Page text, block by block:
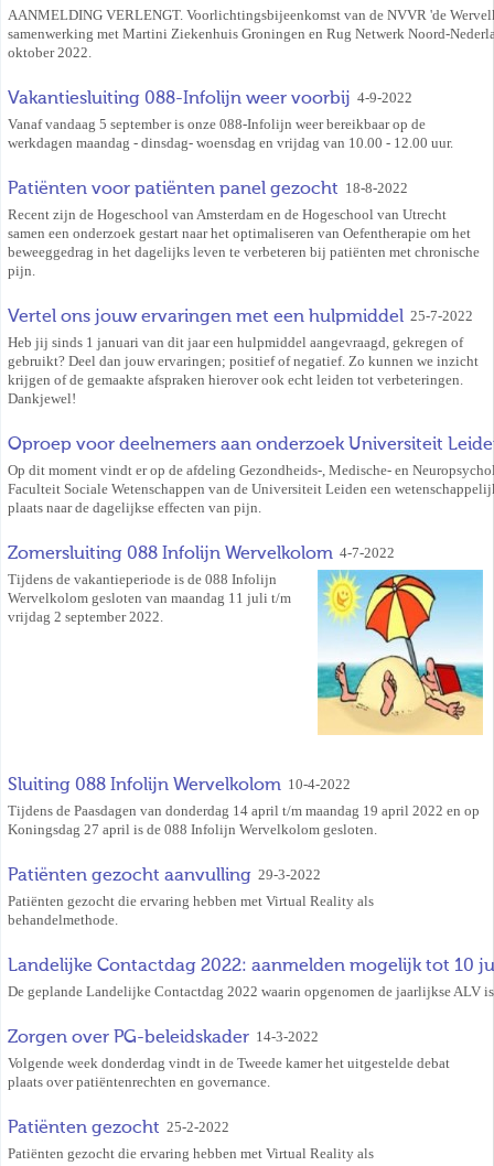
AANMELDING VERLENGT. Voorlichtingsbijeenkomst van de NVVR 'de
samenwerking met Martini Ziekenhuis Groningen en Rug Netwerk Noord-
oktober 2022.
Vakantiesluiting 088-Infolijn weer voorbij 4-9-2022
Vanaf vandaag 5 september is onze 088-Infolijn weer bereikbaar op de
werkdagen maandag - dinsdag- woensdag en vrijdag van 10.00 - 12.00 uur.
Patiënten voor patiënten panel gezocht 18-8-2022
Recent zijn de Hogeschool van Amsterdam en de Hogeschool van Utrecht
samen een onderzoek gestart naar het optimaliseren van Oefentherapie om het
beweeggedrag in het dagelijks leven te verbeteren bij patiënten met chronische
pijn.
Vertel ons jouw ervaringen met een hulpmiddel 25-7-2022
Heb jij sinds 1 januari van dit jaar een hulpmiddel aangevraagd, gekregen of
gebruikt? Deel dan jouw ervaringen; positief of negatief. Zo kunnen we inzicht
krijgen of de gemaakte afspraken hierover ook echt leiden tot verbeteringen.
Dankjewel!
Oproep voor deelnemers aan onderzoek Universiteit
Op dit moment vindt er op de afdeling Gezondheids-, Medische- en
Faculteit Sociale Wetenschappen van de Universiteit Leiden een
plaats naar de dagelijkse effecten van pijn.
Zomersluiting 088 Infolijn Wervelkolom 4-7-2022
Tijdens de vakantieperiode is de 088 Infolijn
Wervelkolom gesloten van maandag 11 juli t/m
vrijdag 2 september 2022.
Sluiting 088 Infolijn Wervelkolom 10-4-2022
Tijdens de Paasdagen van donderdag 14 april t/m maandag 19 april 2022 en op
Koningsdag 27 april is de 088 Infolijn Wervelkolom gesloten.
Patiënten gezocht aanvulling 29-3-2022
Patiënten gezocht die ervaring hebben met Virtual Reality als
behandelmethode.
Landelijke Contactdag 2022: aanmelden mogelijk tot 10
De geplande Landelijke Contactdag 2022 waarin opgenomen de jaarlijkse ALV
Zorgen over PG-beleidskader 14-3-2022
Volgende week donderdag vindt in de Tweede kamer het uitgestelde debat
plaats over patiëntenrechten en governance.
Patiënten gezocht 25-2-2022
Patiënten gezocht die ervaring hebben met Virtual Reality als